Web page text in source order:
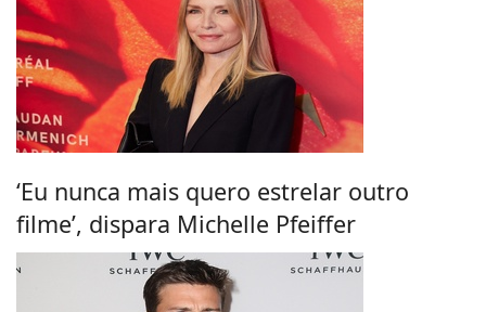
‘Eu nunca mais quero estrelar outro
filme’, dispara Michelle Pfeiffer